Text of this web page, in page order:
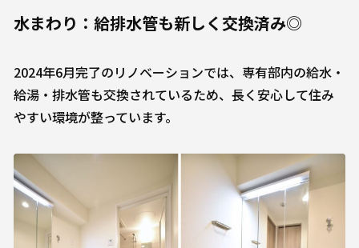
水まわり：給排水管も新しく交換済み◎
2024年6月完了のリノベーションでは、専有部内の給水・
給湯・排水管も交換されているため、長く安心して住み
やすい環境が整っています。